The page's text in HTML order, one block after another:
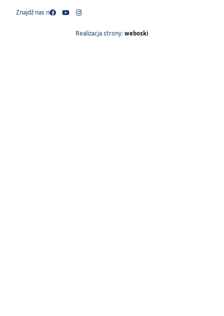
Znajdź nas na:
Realizacja strony: weboski